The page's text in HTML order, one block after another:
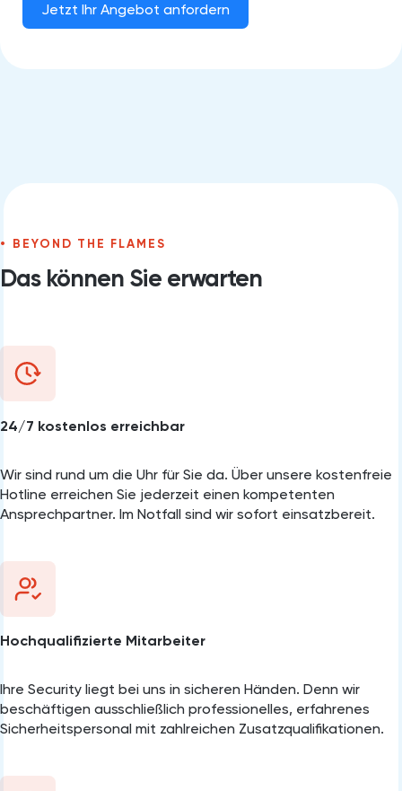
Jetzt Ihr Angebot anfordern
BEYOND THE FLAMES
Das können Sie erwarten
24/7 kostenlos erreichbar
Wir sind rund um die Uhr für Sie da. Über unsere kostenfreie
Hotline erreichen Sie jederzeit einen kompetenten
Ansprechpartner. Im Notfall sind wir sofort einsatzbereit.
Hochqualifizierte Mitarbeiter
Ihre Security liegt bei uns in sicheren Händen. Denn wir
beschäftigen ausschließlich professionelles, erfahrenes
Sicherheitspersonal mit zahlreichen Zusatzqualifikationen.